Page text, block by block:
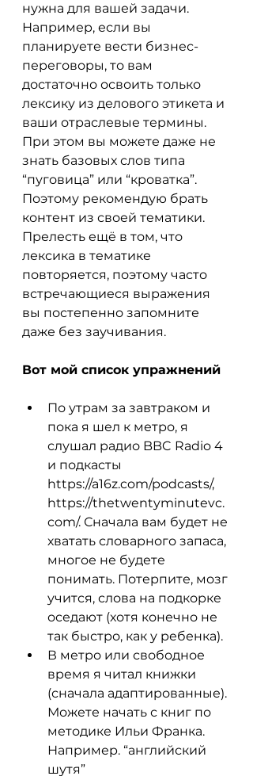
нужна для вашей задачи.
Например, если вы
планируете вести бизнес-
переговоры, то вам
достаточно освоить только
лексику из делового этикета и
ваши отраслевые термины.
При этом вы можете даже не
знать базовых слов типа
“пуговица” или “кроватка”.
Поэтому рекомендую брать
контент из своей тематики.
Прелесть ещё в том, что
лексика в тематике
повторяется, поэтому часто
встречающиеся выражения
вы постепенно запомните
даже без заучивания.
Вот мой список упражнений
По утрам за завтраком и
пока я шел к метро, я
слушал радио BBC Radio 4
и подкасты
https://a16z.com/podcasts/,
https://thetwentyminutevc.
com/. Сначала вам будет не
хватать словарного запаса,
многое не будете
понимать. Потерпите, мозг
учится, слова на подкорке
оседают (хотя конечно не
так быстро, как у ребенка).
В метро или свободное
время я читал книжки
(сначала адаптированные).
Можете начать с книг по
методике Ильи Франка.
Например. “английский
шутя”